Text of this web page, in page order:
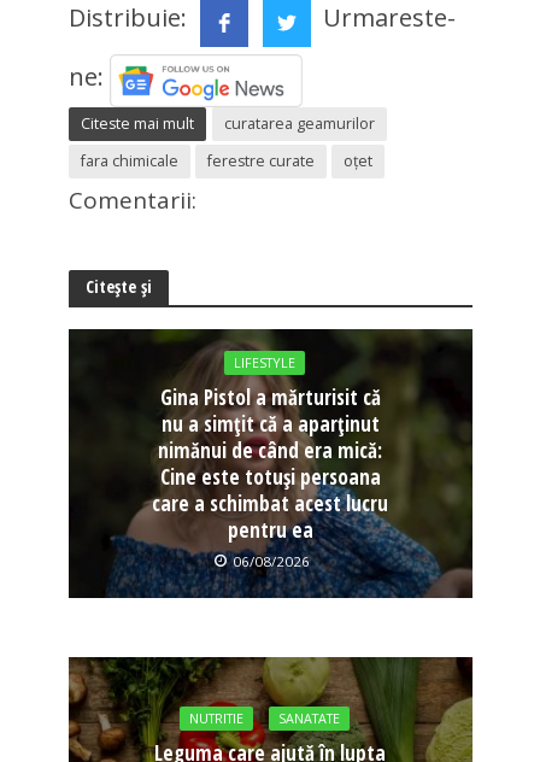
Distribuie:
Urmareste-
ne:
Citeste mai mult
curatarea geamurilor
fara chimicale
ferestre curate oţet
Comentarii:
Citește și
LIFESTYLE
Gina Pistol a mărturisit că
nu a simțit că a aparținut
nimănui de când era mică:
Cine este totuși persoana
care a schimbat acest lucru
pentru ea
06/08/2026
NUTRITIE SANATATE
Leguma care ajută în lupta